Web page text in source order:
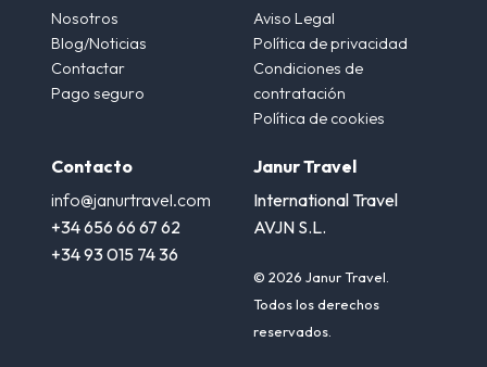
Nosotros
Blog/Noticias
Contactar
Pago seguro
Aviso Legal
Política de privacidad
Condiciones de
contratación
Política de cookies
Contacto
info@janurtravel.com
+34 656 66 67 62
+34 93 015 74 36
Janur Travel
International Travel
AVJN S.L.
© 2026 Janur Travel.
Todos los derechos
reservados.